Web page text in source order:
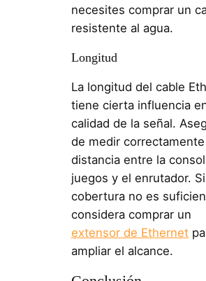
necesites comprar un
resistente al agua.
Longitud
La longitud del cable
tiene cierta influencia
calidad de la señal.
de medir
distancia entre la
juegos y el enrutador.
cobertura no es
considera comprar un
extensor de Ethernet
ampliar el alcance.